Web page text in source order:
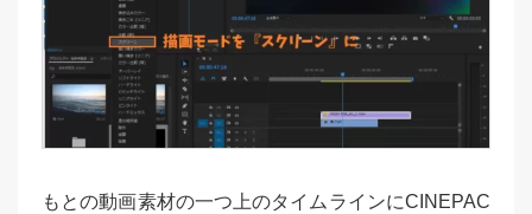
もとの動画素材の一つ上のタイムラインにCINEPAC